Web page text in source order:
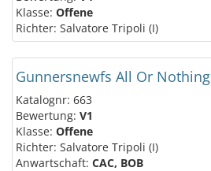
Klasse: Offene
Richter: Salvatore Tripoli (I)
Gunnersnewfs All Or Nothing
Katalognr: 663
Bewertung: V1
Klasse: Offene
Richter: Salvatore Tripoli (I)
Anwartschaft: CAC, BOB